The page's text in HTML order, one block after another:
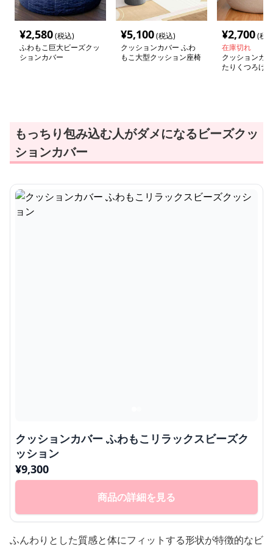
¥2,580(税込)
ふわもこ巨大ビーズクッ
ションカバー
¥5,100(税込)
クッションカバー ふわ
もこ大型クッション座椅
¥2,700(税
在庫切れ
クッションカ
たりくつろげ
もっちり包み込む人がダメになるビーズクッ
ションカバー
クッションカバー ふわもこリラックスビーズク
ッション
¥9,300
商品の詳細を見る
ふんわりとした質感と体にフィットする形状が特徴的なビ